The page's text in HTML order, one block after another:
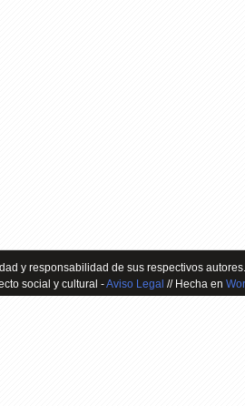
y responsabilidad de sus respectivos
social y cultural -Aviso Legal // Hecha en